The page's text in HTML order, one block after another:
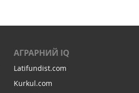
АГРАРНИЙ IQ
Latifundist.com
Kurkul.com